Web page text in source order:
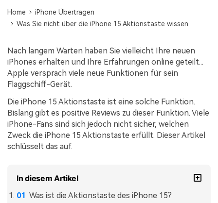
Preise für die App
Geschäftsplan
Bildungsplan
Lernen
Home
iPhone Übertragen
Was Sie nicht über die iPhone 15 Aktionstaste wissen
Nach langem Warten haben Sie vielleicht Ihre neuen
iPhones erhalten und Ihre Erfahrungen online geteilt...
Apple versprach viele neue Funktionen für sein
Flaggschiff-Gerät.
Die iPhone 15 Aktionstaste ist eine solche Funktion.
Bislang gibt es positive Reviews zu dieser Funktion. Viele
iPhone-Fans sind sich jedoch nicht sicher, welchen
Zweck die iPhone 15 Aktionstaste erfüllt. Dieser Artikel
schlüsselt das auf.
In diesem Artikel
Was ist die Aktionstaste des iPhone 15?